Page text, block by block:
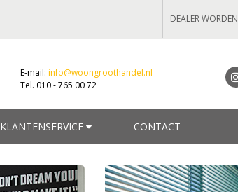
DEALER WORDEN
E-mail:info@woongroothandel.nl
Tel. 010 - 765 00 72
KLANTENSERVICE CONTACT